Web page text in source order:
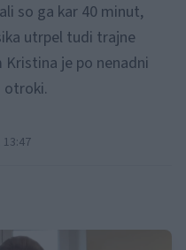
so ga kar 40 minut,
utrpel tudi trajne
je po nenadni